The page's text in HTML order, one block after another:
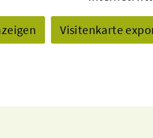
Visitenkarte